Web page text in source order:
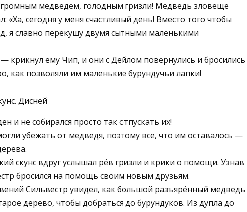
медведем, голодным гризли! Медведь зловеще
«Ха, сегодня у меня счастливый день! Вместо того чтобы
я славно перекушу двумя сытными маленькими
крикнул ему Чип, и они с Дейлом повернулись и бросились
как позволяли им маленькие бурундучьи лапки!
и не собирался просто так отпускать их!
убежать от медведя, поэтому все, что им оставалось —
скунс вдруг услышал рёв гризли и крики о помощи. Узнав
бросился на помощь своим новым друзьям.
Сильвестр увидел, как большой разъярённый медведь
дерево, чтобы добраться до бурундуков. Из дупла до